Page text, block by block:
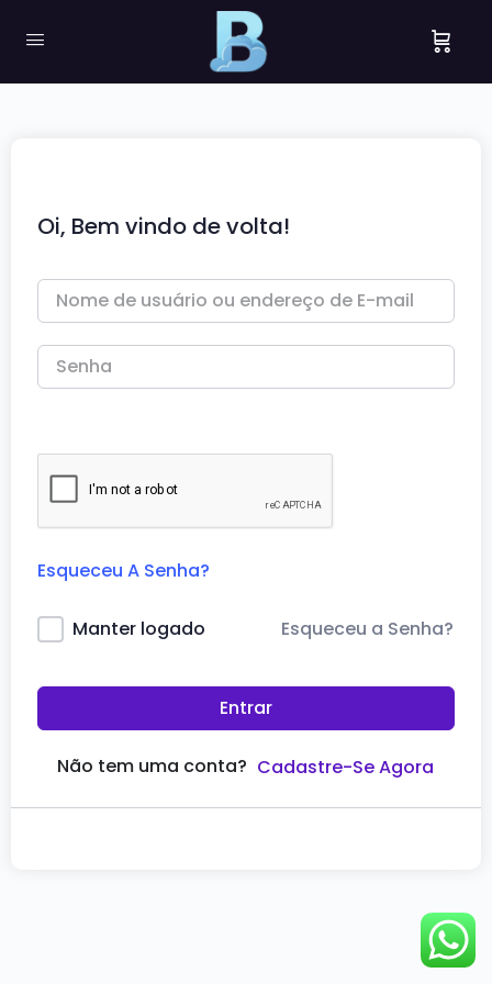
Oi, Bem vindo de volta!
Esqueceu A Senha?
Manter logado Esqueceu a Senha?
Entrar
Não tem uma conta? Cadastre-Se Agora